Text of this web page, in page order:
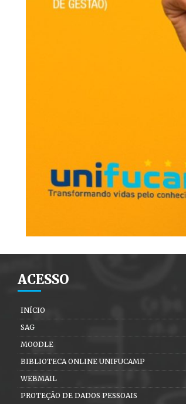
ACESSO
INÍCIO
SAG
MOODLE
BIBLIOTECA ONLINE UNIFUCAMP
WEBMAIL
PROTEÇÃO DE DADOS PESSOAIS